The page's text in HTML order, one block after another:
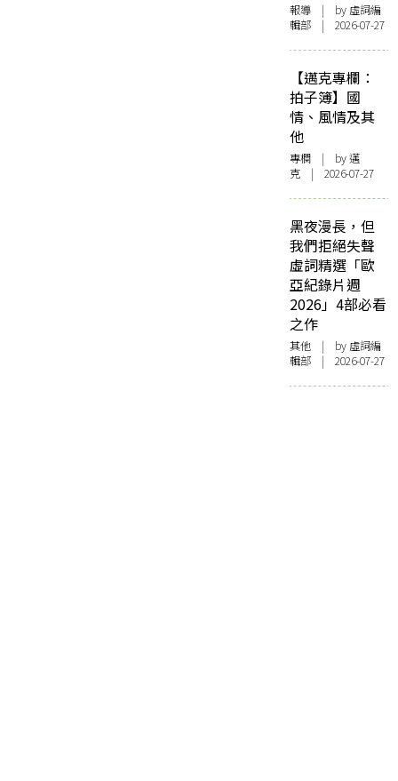
報導 | by 虛詞編
輯部 | 2026-07-27
【邁克專欄：
拍子簿】國
情、風情及其
他
專欄 | by邁
克 | 2026-07-27
黑夜漫長，但
我們拒絕失聲
虛詞精選「歐
亞紀錄片週
2026」4部必看
之作
其他 | by 虛詞編
輯部 | 2026-07-27